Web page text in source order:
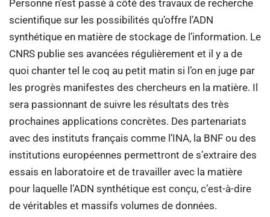
Personne n’est passé à côté des travaux de recherche
scientifique sur les possibilités qu’offre l’ADN
synthétique en matière de stockage de l’information. Le
CNRS publie ses avancées régulièrement et il y a de
quoi chanter tel le coq au petit matin si l’on en juge par
les progrès manifestes des chercheurs en la matière. Il
sera passionnant de suivre les résultats des très
prochaines applications concrètes. Des partenariats
avec des instituts français comme l’INA, la BNF ou des
institutions européennes permettront de s’extraire des
essais en laboratoire et de travailler avec la matière
pour laquelle l’ADN synthétique est conçu, c’est-à-dire
de véritables et massifs volumes de données.